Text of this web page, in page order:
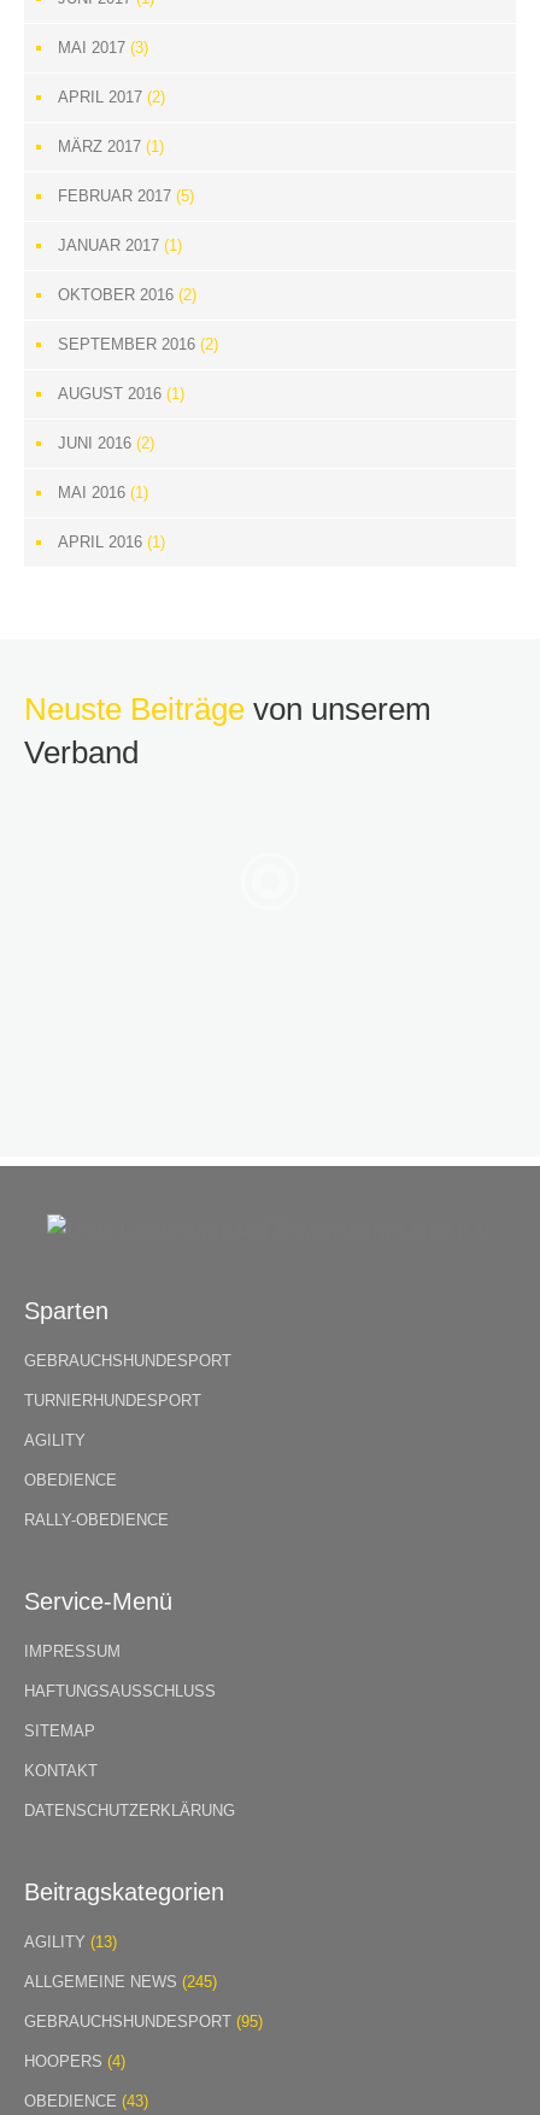
MAI 2017 (3)
APRIL 2017 (2)
MÄRZ 2017 (1)
FEBRUAR 2017 (5)
JANUAR 2017 (1)
OKTOBER 2016 (2)
SEPTEMBER 2016 (2)
AUGUST 2016 (1)
JUNI 2016 (2)
MAI 2016 (1)
APRIL 2016 (1)
Neuste Beiträge von unserem
Verband
Sparten
GEBRAUCHSHUNDESPORT
TURNIERHUNDESPORT
AGILITY
OBEDIENCE
RALLY-OBEDIENCE
Service-Menü
IMPRESSUM
HAFTUNGSAUSSCHLUSS
SITEMAP
KONTAKT
DATENSCHUTZERKLÄRUNG
Beitragskategorien
AGILITY (13)
ALLGEMEINE NEWS (245)
GEBRAUCHSHUNDESPORT (95)
HOOPERS (4)
OBEDIENCE (43)